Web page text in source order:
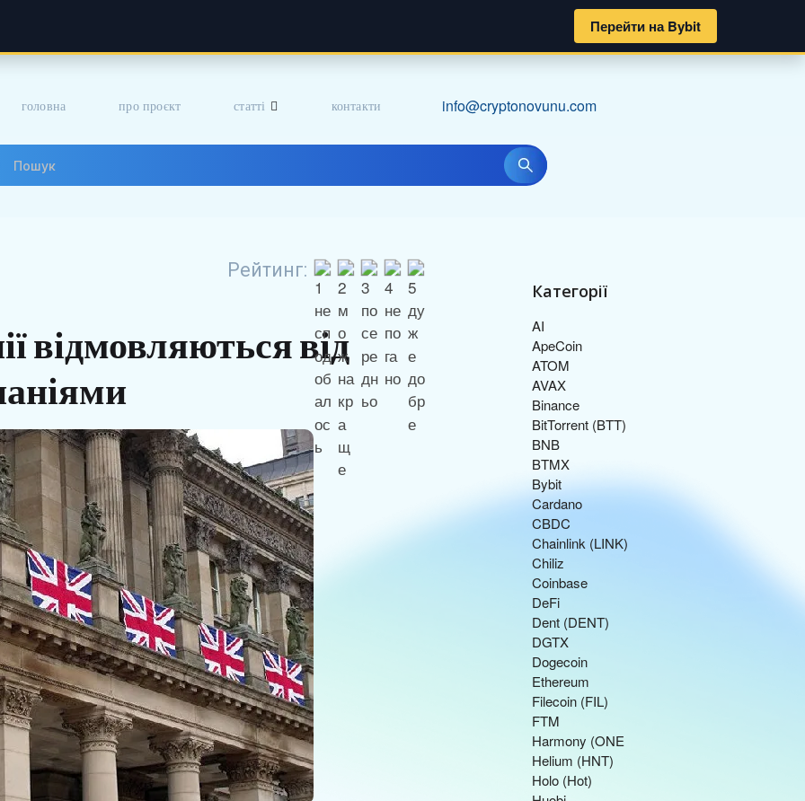
Перейти на Bybit
головна про проєкт статті контакти info@cryptonovunu.com
Рейтинг:
відмовляються від
Категорії
AI
ApeCoin
ATOM
AVAX
Binance
BitTorrent (BTT)
BNB
BTMX
Bybit
Cardano
CBDC
Chainlink (LINK)
Chiliz
Coinbase
DeFi
Dent (DENT)
DGTX
Dogecoin
Ethereum
Filecoin (FIL)
FTM
Harmony (ONE
Helium (HNT)
Holo (Hot)